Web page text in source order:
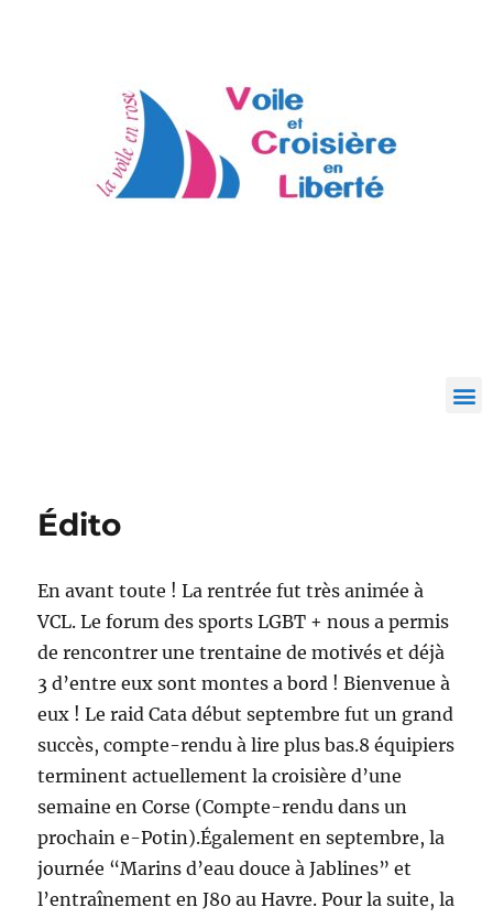
Édito
En avant toute ! La rentrée fut très animée à
VCL. Le forum des sports LGBT + nous a permis
de rencontrer une trentaine de motivés et déjà
3 d’entre eux sont montes a bord ! Bienvenue à
eux ! Le raid Cata début septembre fut un grand
succès, compte-rendu à lire plus bas.8 équipiers
terminent actuellement la croisière d’une
semaine en Corse (Compte-rendu dans un
prochain e-Potin).Également en septembre, la
journée “Marins d’eau douce à Jablines” et
l’entraînement en J80 au Havre. Pour la suite, la